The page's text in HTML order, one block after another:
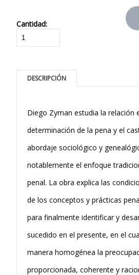
Cantidad:
DESCRIPCIÓN
Diego Zyman estudia la relación
determinación de la pena y el
abordaje sociológico y
notablemente el enfoque
penal. La obra explica las
de los conceptos y prácticas
para finalmente identificar y
sucedido en el presente, en el
manera homogénea la
proporcionada, coherente y